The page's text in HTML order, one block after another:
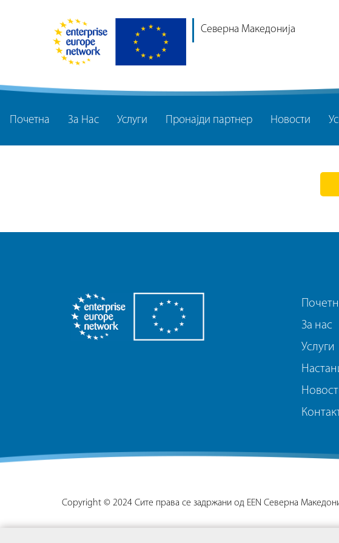
Северна Македонија
Почетна За Нас Услуги Пронајди партнер Новости
За нас
Услуги
Copyright © 2024 Сите права се задржани од EEN Северна